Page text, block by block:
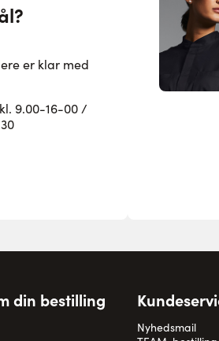
er klar med
9.00-16-00 /
din bestilling
Nyhedsmail